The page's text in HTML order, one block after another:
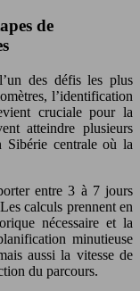
de
des défis les plus
l’identification
cruciale pour la
atteindre plusieurs
Sibérie centrale où la
entre 3 à 7 jours
calculs prennent en
nécessaire et la
minutieuse
aussi la vitesse de
du parcours.